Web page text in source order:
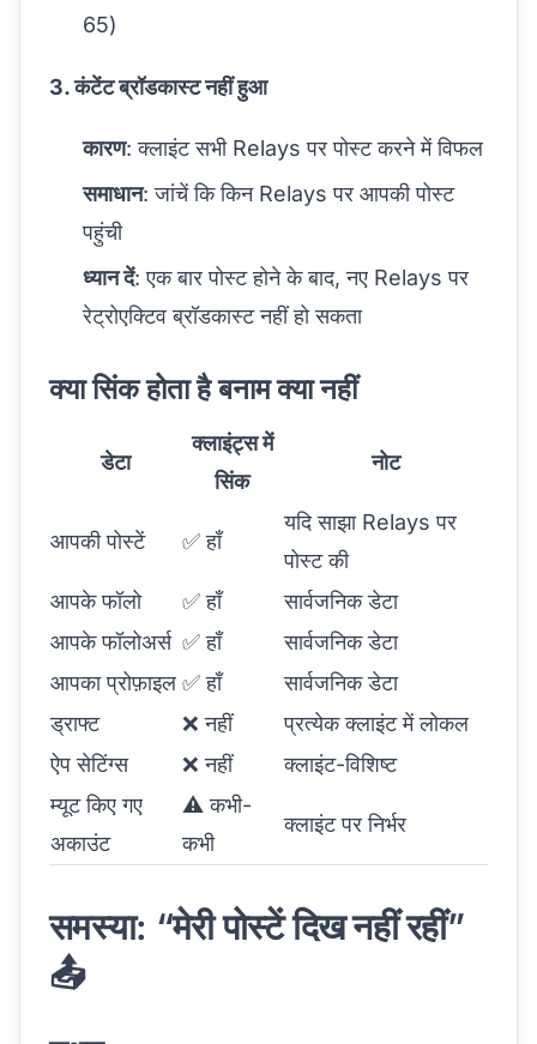
65)
3. कंटेंट ब्रॉडकास्ट नहीं हुआ
कारण: क्लाइंट सभी Relays पर पोस्ट करने में विफल
समाधान: जांचें कि किन Relays पर आपकी पोस्ट
पहुंची
ध्यान दें: एक बार पोस्ट होने के बाद, नए Relays पर
रेट्रोएक्टिव ब्रॉडकास्ट नहीं हो सकता
क्या सिंक होता है बनाम क्या नहीं
डेटा
क्लाइंट्स में
सिंक
नोट
आपकी पोस्टें ✅ हाँ
यदि साझा Relays पर
पोस्ट की
आपके फॉलो
✅ हाँ
सार्वजनिक डेटा
आपके फॉलोअर्स ✅ हाँ
सार्वजनिक डेटा
आपका प्रोफ़ाइल ✅ हाँ
सार्वजनिक डेटा
ड्राफ्ट
❌ नहीं
प्रत्येक क्लाइंट में लोकल
ऐप सेटिंग्स
❌ नहीं
क्लाइंट-विशिष्ट
म्यूट किए गए
अकाउंट
⚠️ कभी-
कभी
क्लाइंट पर निर्भर
समस्या: “मेरी पोस्टें दिख नहीं रहीं”
📤